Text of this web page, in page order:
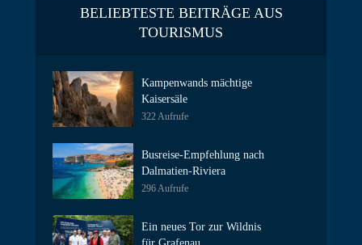
BELIEBTESTE BEITRÄGE AUS
TOURISMUS
Kampenwands mächtige
Kaisersäle
322 Aufrufe
Busreise-Empfehlung nach
Dalmatien-Riviera
296 Aufrufe
Ein neues Tor zur Wildnis